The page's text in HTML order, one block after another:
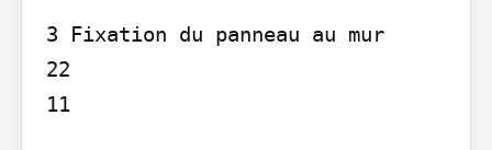
3 Fixation du panneau au mur
22
11